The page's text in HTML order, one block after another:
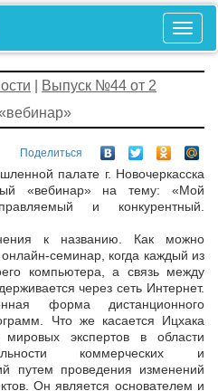
Выпуск №44 от 2
Поделиться
палате г. Новочеркасска
«вебинар» на тему: «Мой
и конкурентный.
к названию. Как можно
семинар, когда каждый из
компьютера, а связь между
через сеть Интернет.
форма дистанционного
Что же касается Ицхака
экспертов в области
коммерческих и
путем проведения изменений
Он является основателем и